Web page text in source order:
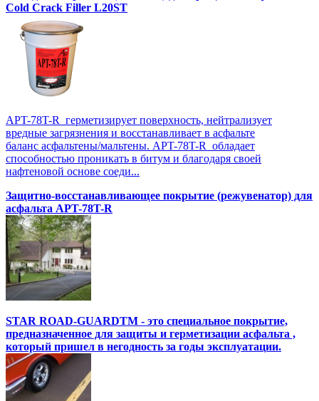
Cold Crack Filler L20SТ
APT-78T-R герметизирует поверхность, нейтрализует
вредные загрязнения и восстанавливает в асфальте
баланс асфальтены/мальтены. APT-78T-R обладает
способностью проникать в битум и благодаря своей
нафтеновой основе соеди...
Защитно-восстанавливающее покрытие (режувенатор) для
асфальта APT-78T-R
STAR ROAD-GUARDTM - это специальное покрытие,
предназначенное для защиты и герметизации асфальта ,
который пришел в негодность за годы эксплуатации.